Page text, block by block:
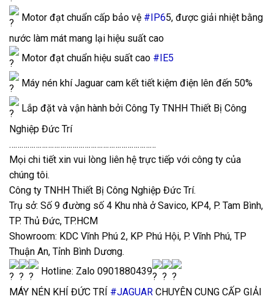
Motor đạt chuẩn cấp bảo vệ #IP65, được giải nhiệt bằng
nước làm mát mang lại hiệu suất cao
Motor đạt chuẩn hiệu suất cao #IE5
Máy nén khí Jaguar cam kết tiết kiệm điện lên đến 50%
Lắp đặt và vận hành bởi Công Ty TNHH Thiết Bị Công
Nghiệp Đức Trí
………………………………………………………………
Mọi chi tiết xin vui lòng liên hệ trực tiếp với công ty của
chúng tôi.
Công ty TNHH Thiết Bị Công Nghiệp Đức Trí.
Trụ sở: Số 9 đường số 4 Khu nhà ở Savico, KP4, P. Tam Bình,
TP. Thủ Đức, TP.HCM
Showroom: KDC Vĩnh Phú 2, KP Phú Hội, P. Vĩnh Phú, TP
Thuận An, Tỉnh Bình Dương.
Hotline: Zalo 0901880439
MÁY NÉN KHÍ ĐỨC TRÍ #JAGUAR CHUYÊN CUNG CẤP GIẢI